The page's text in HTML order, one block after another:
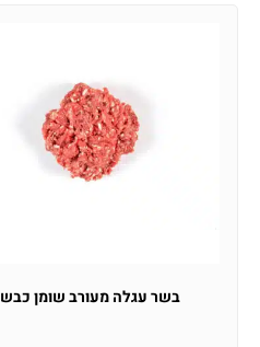
בשר עגלה מעורב שומן כבש